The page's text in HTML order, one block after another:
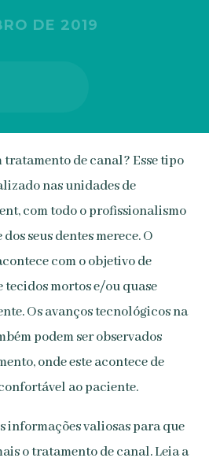
DE 2019
tratamento de canal? Esse tipo
nas unidades de
com todo o profissionalismo
seus dentes merece. O
com o objetivo de
tecidos mortos e/ou quase
Os avanços tecnológicos na
podem ser observados
onde este acontece de
ao paciente.
informações valiosas para que
o tratamento de canal. Leia a